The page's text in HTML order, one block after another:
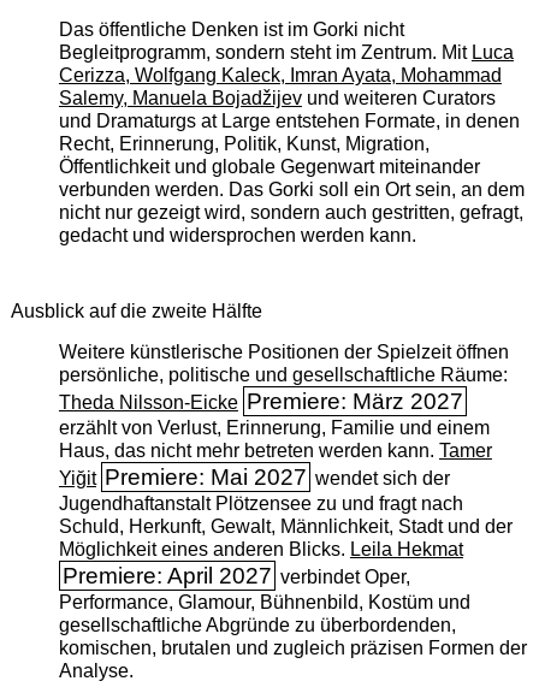
Das öffentliche Denken ist im Gorki nicht
Begleitprogramm, sondern steht im Zentrum. Mit Luca
Cerizza, Wolfgang Kaleck, Imran Ayata, Mohammad
Salemy, Manuela Bojadžijevund weiteren Curators
und Dramaturgs at Large entstehen Formate, in denen
Recht, Erinnerung, Politik, Kunst, Migration,
Öffentlichkeit und globale Gegenwart miteinander
verbunden werden. Das Gorki soll ein Ort sein, an dem
nicht nur gezeigt wird, sondern auch gestritten, gefragt,
gedacht und widersprochen werden kann.
Ausblick auf die zweite Hälfte
Weitere künstlerische Positionen der Spielzeit öffnen
persönliche, politische und gesellschaftliche Räume:
Theda Nilsson-Eicke Premiere: März 2027
erzählt von Verlust, Erinnerung, Familie und einem
Haus, das nicht mehr betreten werden kann. Tamer
Yiğit Premiere: Mai 2027 wendet sich der
Jugendhaftanstalt Plötzensee zu und fragt nach
Schuld, Herkunft, Gewalt, Männlichkeit, Stadt und der
Möglichkeit eines anderen Blicks. Leila Hekmat
Premiere: April 2027 verbindet Oper,
Performance, Glamour, Bühnenbild, Kostüm und
gesellschaftliche Abgründe zu überbordenden,
komischen, brutalen und zugleich präzisen Formen der
Analyse.